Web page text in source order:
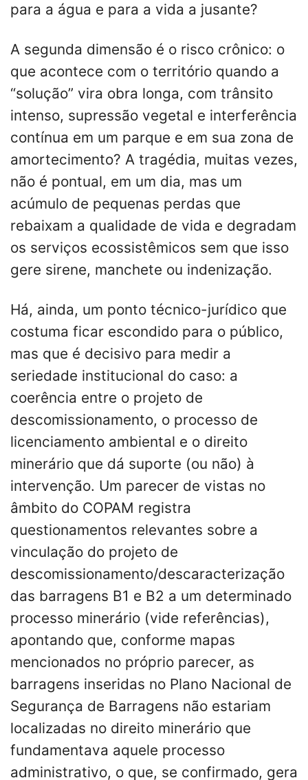
para a água e para a vida a jusante?
A segunda dimensão é o risco crônico: o
que acontece com o território quando a
“solução” vira obra longa, com trânsito
intenso, supressão vegetal e interferência
contínua em um parque e em sua zona de
amortecimento? A tragédia, muitas vezes,
não é pontual, em um dia, mas um
acúmulo de pequenas perdas que
rebaixam a qualidade de vida e degradam
os serviços ecossistêmicos sem que isso
gere sirene, manchete ou indenização.
Há, ainda, um ponto técnico-jurídico que
costuma ficar escondido para o público,
mas que é decisivo para medir a
seriedade institucional do caso: a
coerência entre o projeto de
descomissionamento, o processo de
licenciamento ambiental e o direito
minerário que dá suporte (ou não) à
intervenção. Um parecer de vistas no
âmbito do COPAM registra
questionamentos relevantes sobre a
vinculação do projeto de
descomissionamento/descaracterização
das barragens B1 e B2 a um determinado
processo minerário (vide referências),
apontando que, conforme mapas
mencionados no próprio parecer, as
barragens inseridas no Plano Nacional de
Segurança de Barragens não estariam
localizadas no direito minerário que
fundamentava aquele processo
administrativo, o que, se confirmado, gera